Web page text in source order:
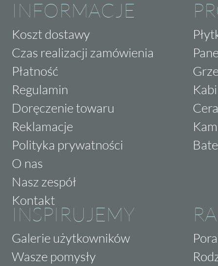
INFORMACJE
Koszt dostawy
Czas realizacji zamówienia
Płatność
Regulamin
Doręczenie towaru
Reklamacje
Polityka prywatności
O nas
Nasz zespół
Kontakt
INSPIRUJEMY
Galerie użytkowników
Wasze pomysły